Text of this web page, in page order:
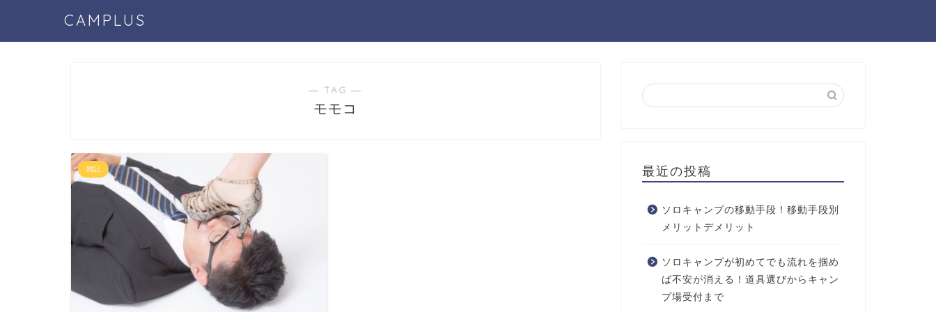
CAMPLUS
― TAG ―
モモコ
雑記 最近の投稿
ソロキャンプの移動手段！移動手段別
メリットデメリット
ソロキャンプが初めてでも流れを掴め
ば不安が消える！道具選びからキャン
プ場受付まで